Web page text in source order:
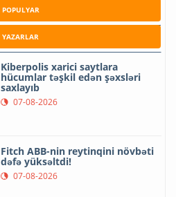
POPULYAR
YAZARLAR
Kiberpolis xarici saytlara
hücumlar təşkil edən şəxsləri
saxlayıb
07-08-2026
Fitch ABB-nin reytinqini növbəti
dəfə yüksəltdi!
07-08-2026